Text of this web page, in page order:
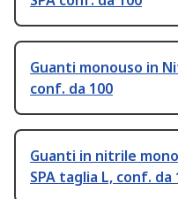
Guanti monouso in
conf. da 100
Guanti in nitrile
SPA taglia L, conf. da